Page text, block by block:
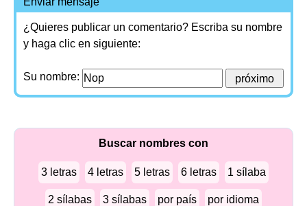
¿Quieres publicar un comentario? Escriba su nombre
y haga clic en siguiente:
Su nombre:
Buscar nombres con
3 letras 4 letras 5 letras 6 letras 1 sílaba
2 sílabas 3 sílabas por país por idioma